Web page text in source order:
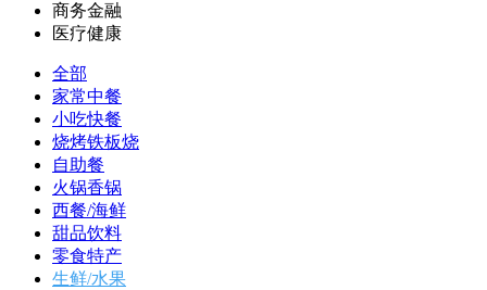
商务金融
医疗健康
全部
家常中餐
小吃快餐
烧烤铁板烧
自助餐
火锅香锅
西餐/海鲜
甜品饮料
零食特产
生鲜/水果